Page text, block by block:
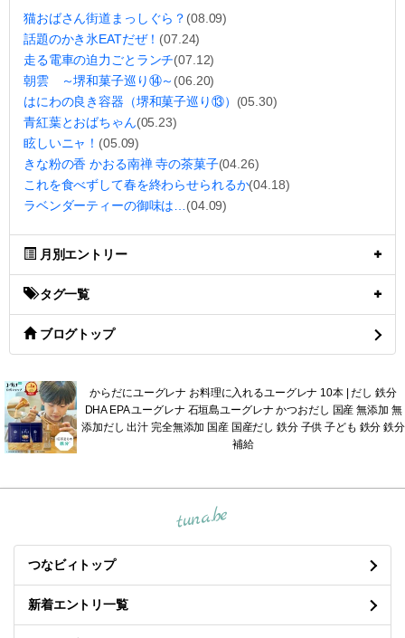
猫おばさん街道まっしぐら？ (08.09)
話題のかき氷EATだぜ！ (07.24)
走る電車の迫力ごとランチ(07.12)
朝雲 ～堺和菓子巡り⑭～ (06.20)
はにわの良き容器（堺和菓子巡り⑬） (05.30)
青紅葉とおばちゃん(05.23)
眩しいニャ！ (05.09)
きな粉の香 かおる南禅 寺の茶菓子(04.26)
これを食べずして春を終わらせられるか(04.18)
ラベンダーティーの御味は… (04.09)
月別エントリー
タグ一覧
ブログトップ
からだにユーグレナ お料理に入れるユーグレナ 10本 | だし 鉄分
DHA EPA ユーグレナ 石垣島ユーグレナ かつおだし 国産 無添加 無
添加だし 出汁 完全無添加 国産 国産だし 鉄分 子供 子ども 鉄分 鉄分
補給
tuna.be
つなビィトップ
新着エントリ一覧